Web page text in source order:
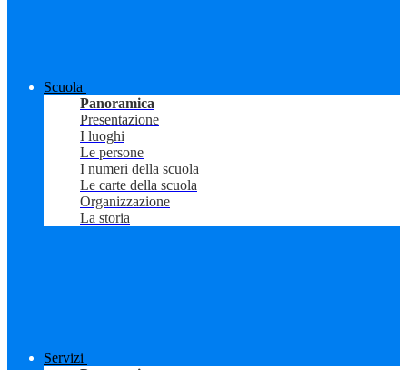
Scuola
Panoramica
Presentazione
I luoghi
Le persone
I numeri della scuola
Le carte della scuola
Organizzazione
La storia
Servizi